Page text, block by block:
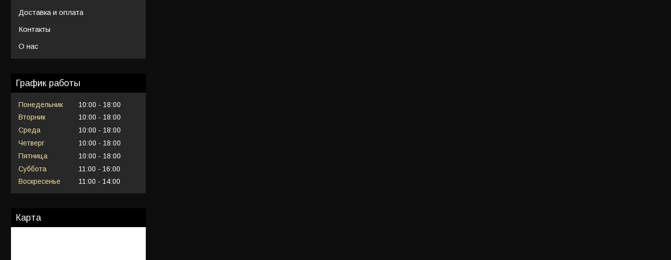
Доставка и оплата
Контакты
О нас
График работы
Понедельник 10:00
18:00
Вторник
10:00
18:00
Среда
10:00
18:00
Четверг
10:00
18:00
Пятница
10:00
18:00
Суббота
11:00
16:00
Воскресенье
11:00 14:00
Карта